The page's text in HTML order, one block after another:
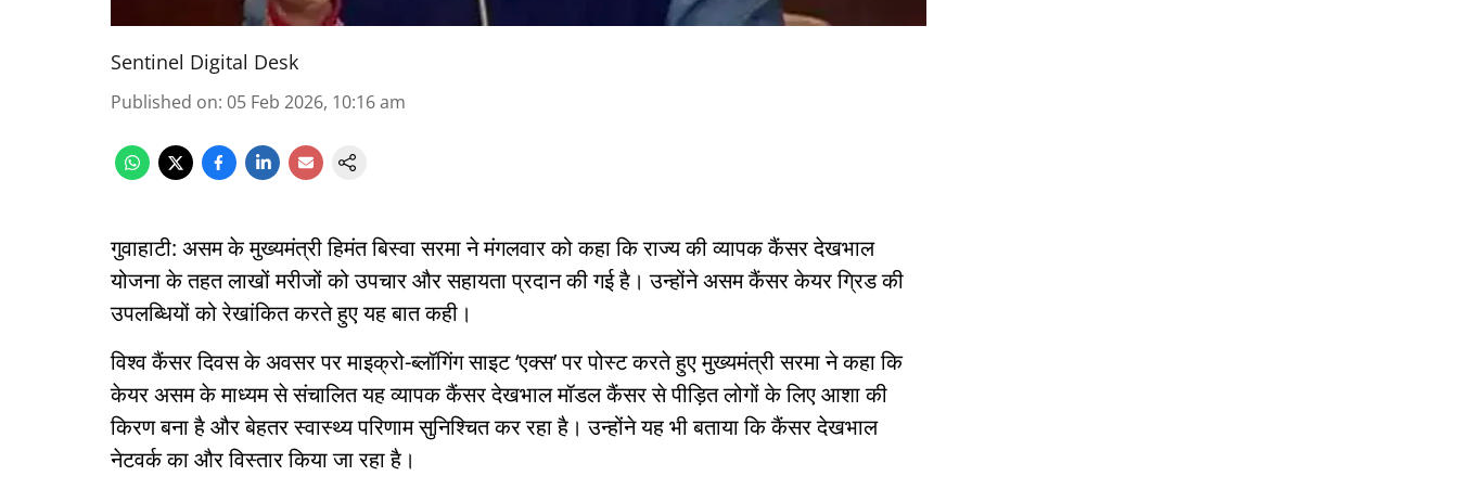
Sentinel Digital Desk
Published on: 05 Feb 2026, 10:16 am
गुवाहाटी: असम के मुख्यमंत्री हिमंत बिस्वा सरमा ने मंगलवार को कहा कि राज्य की व्यापक कैंसर देखभाल
योजना के तहत लाखों मरीजों को उपचार और सहायता प्रदान की गई है। उन्होंने असम कैंसर केयर ग्रिड की
उपलब्धियों को रेखांकित करते हुए यह बात कही।
विश्व कैंसर दिवस के अवसर पर माइक्रो-ब्लॉगिंग साइट ‘एक्स’ पर पोस्ट करते हुए मुख्यमंत्री सरमा ने कहा कि
केयर असम के माध्यम से संचालित यह व्यापक कैंसर देखभाल मॉडल कैंसर से पीड़ित लोगों के लिए आशा की
किरण बना है और बेहतर स्वास्थ्य परिणाम सुनिश्चित कर रहा है। उन्होंने यह भी बताया कि कैंसर देखभाल
नेटवर्क का और विस्तार किया जा रहा है।